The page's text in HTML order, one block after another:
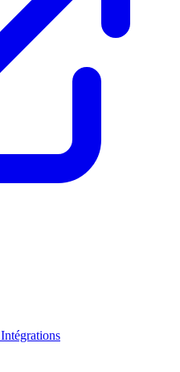
Intégrations